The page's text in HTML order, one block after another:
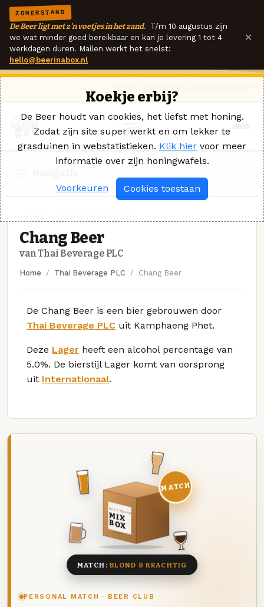
ZOMERSTAND
De Beer ligt met z'n voetjes in het zand. T/m 10 augustus zijn
we wat minder goed bereikbaar en kan je levering 1 tot 4
werkdagen duren. Mailen werkt het snelst:
hello@beerinabox.nl
×
Chang Beer
van Thai Beverage PLC
Home Thai Beverage PLC Chang Beer
De Chang Beer is een bier gebrouwen door
Thai Beverage PLC uit Kamphaeng Phet.
Deze Lager heeft een alcohol percentage van
5.0%. De bierstijl Lager komt van oorsprong
uit Internationaal.
PERSONAL MATCH · BEER CLUB
DEZE MAAND
MIX
BOX
8 BIEREN
MATCH
MATCH: BLOND & KRACHTIG
Koekje erbij?
De Beer houdt van cookies, het liefst met honing.
Zodat zijn site super werkt en om lekker te
grasduinen in webstatistieken. Klik hier voor meer
informatie over zijn honingwafels.
Voorkeuren Cookies toestaan